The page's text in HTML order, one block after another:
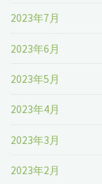
2023年7月
2023年6月
2023年5月
2023年4月
2023年3月
2023年2月